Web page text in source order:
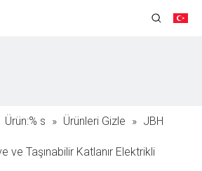
Ürün:% s » Ürünleri Gizle » JBH
ve Taşınabilir Katlanır Elektrikli